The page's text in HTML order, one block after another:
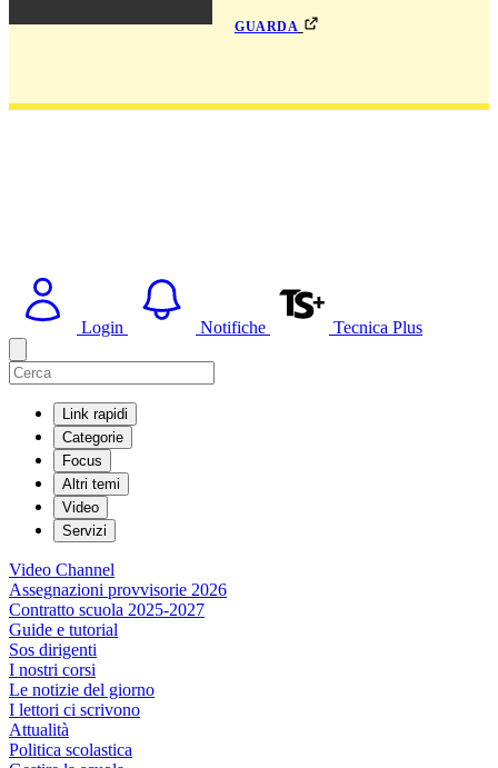
guarda
Login Notifiche Tecnica Plus
Link rapidi
Categorie
Focus
Altri temi
Video
Servizi
Video Channel
Assegnazioni provvisorie 2026
Contratto scuola 2025-2027
Guide e tutorial
Sos dirigenti
I nostri corsi
Le notizie del giorno
I lettori ci scrivono
Attualità
Politica scolastica